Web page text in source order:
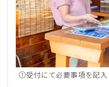
①受付にて必要事項を記入